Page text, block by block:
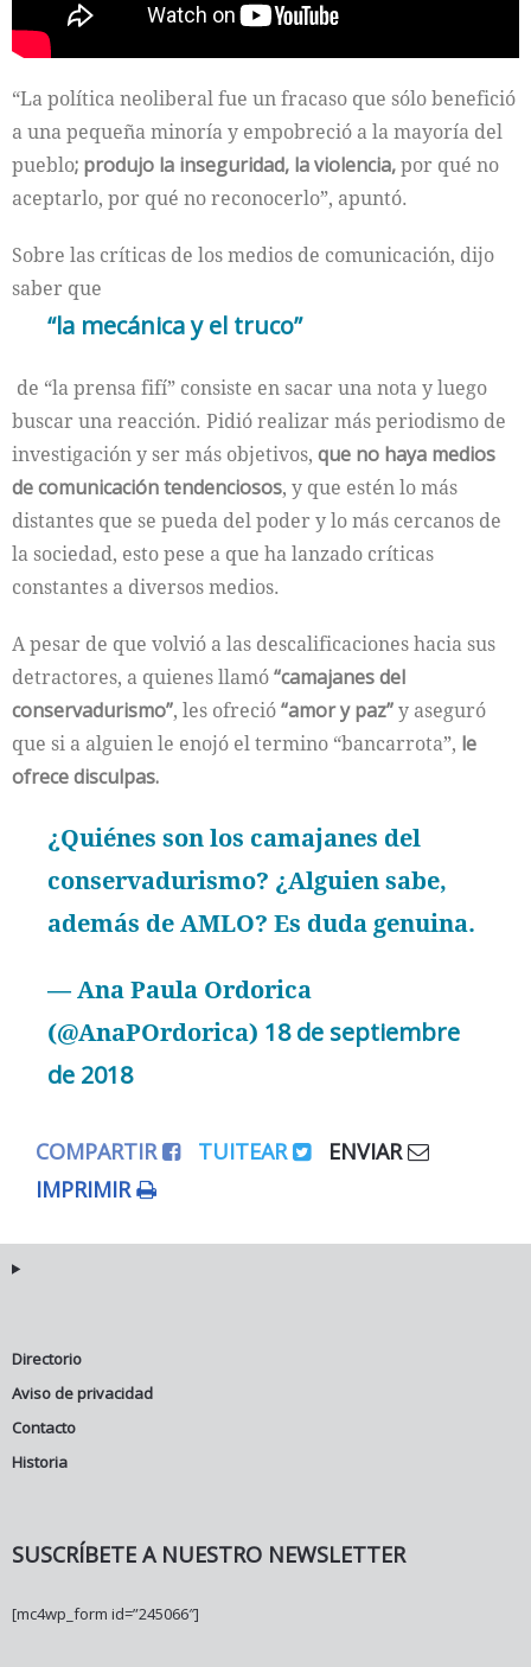
“La política neoliberal fue un fracaso que sólo benefició
a una pequeña minoría y empobreció a la mayoría del
pueblo; produjo la inseguridad, la violencia,por qué no
aceptarlo, por qué no reconocerlo”, apuntó.
Sobre las críticas de los medios de comunicación, dijo
saber que
la mecánica y el truco
de “la prensa fifí” consiste en sacar una nota y luego
buscar una reacción. Pidió realizar más periodismo de
investigación y ser más objetivos, que no haya medios
de comunicación tendenciosos, y que estén lo más
distantes que se pueda del poder y lo más cercanos de
la sociedad, esto pese a que ha lanzado críticas
constantes a diversos medios.
A pesar de que volvió a las descalificaciones hacia sus
detractores, a quienes llamó“camajanes del
conservadurismo”, les ofreció“amor y paz”y aseguró
que si a alguien le enojó el termino “bancarrota”, le
ofrece disculpas.
¿Quiénes son los camajanes del
conservadurismo? ¿Alguien sabe,
además de AMLO? Es duda genuina.
— Ana Paula Ordorica
(@AnaPOrdorica) 18 de septiembre
de 2018
COMPARTIR TUITEAR
ENVIAR
IMPRIMIR
Directorio
Aviso de privacidad
Contacto
Historia
SUSCRÍBETE A NUESTRO NEWSLETTER
[mc4wp_form id=”245066″]